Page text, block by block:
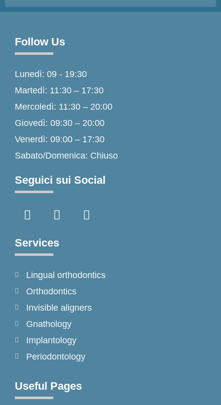
Follow Us
Lunedì: 09 - 19:30
Martedì: 11:30 – 17:30
Mercoledì: 11:30 – 20:00
Giovedì: 09:30 – 20:00
Venerdì: 09:00 – 17:30
Sabato/Domenica: Chiuso
Seguici sui Social
a
e
b
o
k
-
f
n
t
r
a
m
i
Services
Lingual orthodontics
Orthodontics
Invisible aligners
Gnathology
Implantology
Periodontology
Useful Pages